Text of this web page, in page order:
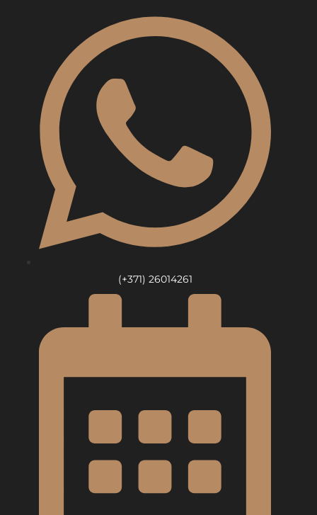
(+371) 26014261